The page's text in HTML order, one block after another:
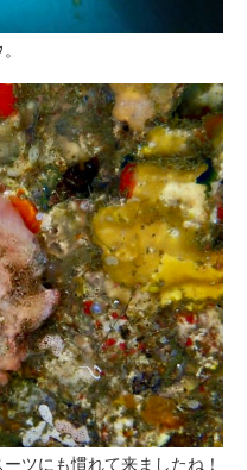
ツにも慣れて来ましたね！